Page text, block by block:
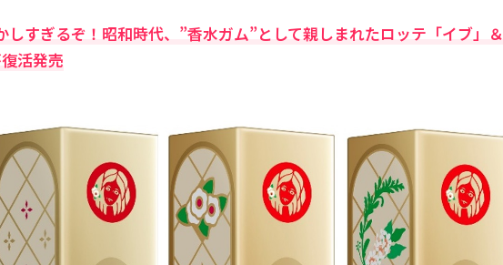
しすぎるぞ！昭和時代、”香水ガム”として親しまれたロッテ「イブ」＆
復活発売